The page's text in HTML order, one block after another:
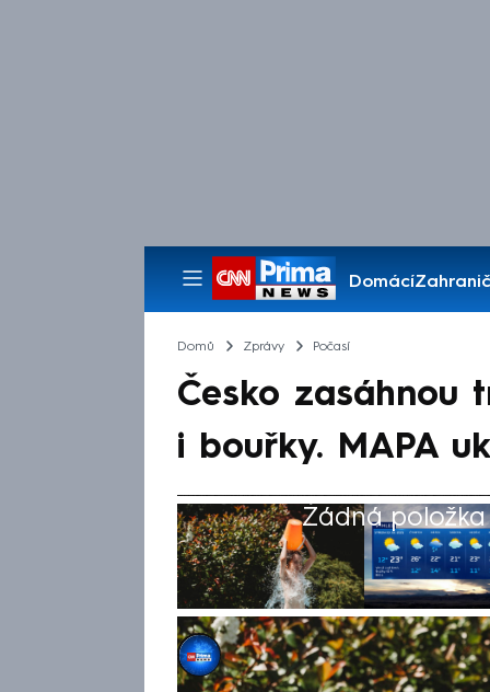
Domácí
Pořady
Domů Zprávy Počasí
Česko zasáhnou
i bouřky. MAPA
Žádná
Michael Cardal
3. zář 2025, 08:54